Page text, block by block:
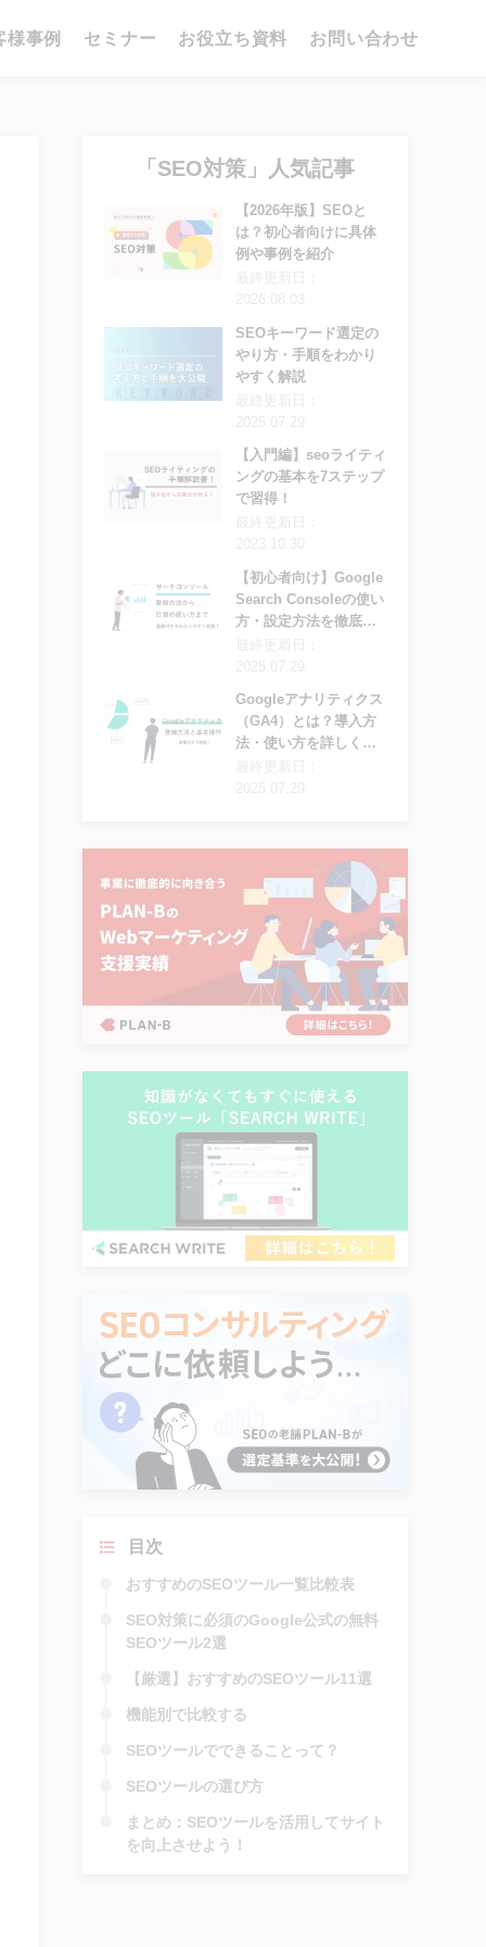
様事例 セミナー お役立ち資料 お問い合わせ
「SEO対策」人気記事
【2026年版】SEOと
は？初心者向けに具体
例や事例を紹介
SEOキーワード選定の
やり方・手順をわかり
やすく解説
【入門編】seoライティ
ングの基本を7ステップ
で習得！
【初心者向け】Google
Search Consoleの使い
方・設定方法を徹底解
Googleアナリティクス
（GA4）とは？導入方
法・使い方を詳しく解
目次
おすすめのSEOツール一覧比較表
SEO対策に必須のGoogle公式の無料
SEOツール2選
【厳選】おすすめのSEOツール11選
機能別で比較する
SEOツールでできることって？
SEOツールの選び方
まとめ：SEOツールを活用してサイト
を向上させよう！